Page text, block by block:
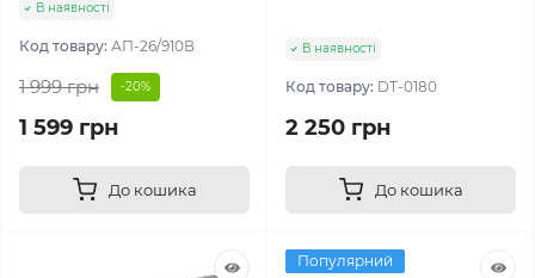
В наявності
Код товару: АП-26/910В
1 999 грн -20%
1 599 грн
До кошика
В наявності
Код товару: DT-0180
2 250 грн
До кошика
Популярний